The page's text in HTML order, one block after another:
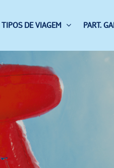
TIPOS DE VIAGEM PART.